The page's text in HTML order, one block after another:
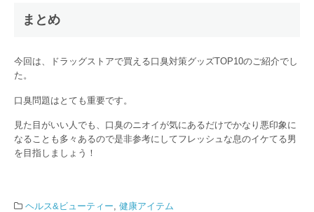
まとめ
今回は、ドラッグストアで買える口臭対策グッズTOP10のご紹介でし
た。
口臭問題はとても重要です。
見た目がいい人でも、口臭のニオイが気にあるだけでかなり悪印象に
なることも多々あるので是非参考にしてフレッシュな息のイケてる男
を目指しましょう！
ヘルス&ビューティー 健康アイテム